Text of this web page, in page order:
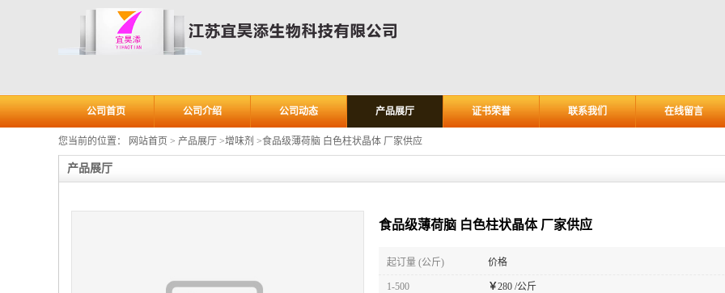
公司首页 公司介绍 公司动态 产品展厅 证书荣誉 联系我们 在线留言
您当前的位置： 网站首页 > 产品展厅 >增味剂 >食品级薄荷脑 白色柱状晶体 厂家供应
产品展厅
食品级薄荷脑 白色柱状晶体 厂家供应
起订量 (公斤) 价格
1-500 ￥280 /公斤